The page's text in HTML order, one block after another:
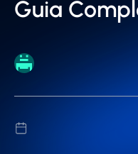
Guia